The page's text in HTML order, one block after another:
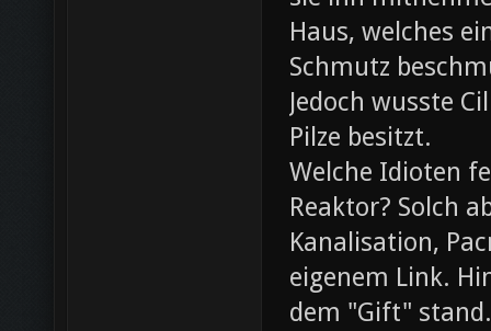
Haus, welches
Schmutz
Jedoch wusste
Pilze besitzt.
Welche Idioten
Reaktor? Solch
Kanalisation,
eigenem Link.
dem "Gift" stand.